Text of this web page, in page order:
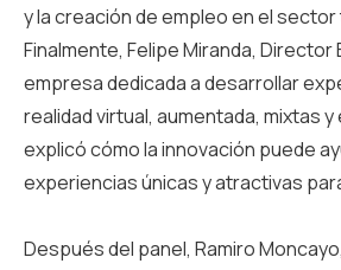
y la creación de empleo en el
Finalmente, Felipe Miranda, Director
empresa dedicada a desarrollar
realidad virtual, aumentada, mixtas
explicó cómo la innovación puede
experiencias únicas y atractivas
Después del panel, Ramiro